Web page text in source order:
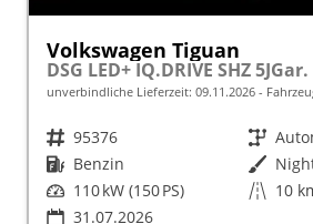
Volkswagen Tiguan
DSG LED+ IQ.DRIVE SHZ
unverbindliche Lieferzeit: 09.11.2026
Fahrzeugnr. 95376 Getriebe
Kraftstoff Benzin Außenfarbe
Leistung 110 kW (150 PS) Kilometerstand 10
31.07.2026